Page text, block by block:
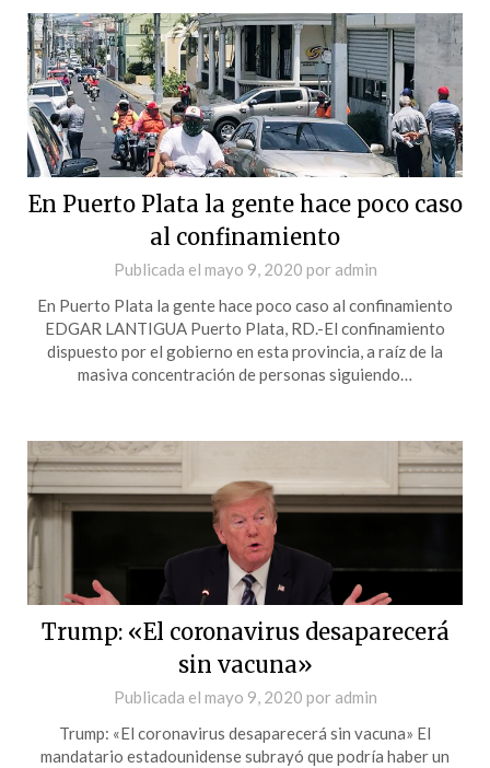
En Puerto Plata la gente hace poco caso
al confinamiento
Publicada el mayo 9, 2020 por admin
En Puerto Plata la gente hace poco caso al confinamiento
EDGAR LANTIGUA Puerto Plata, RD.-El confinamiento
dispuesto por el gobierno en esta pro­vincia, a raíz de la
masiva concentración de personas siguiendo…
Trump: «El coronavirus desaparecerá
sin vacuna»
Publicada el mayo 9, 2020 por admin
Trump: «El coronavirus desaparecerá sin vacuna» El
mandatario estadounidense subrayó que podría haber un